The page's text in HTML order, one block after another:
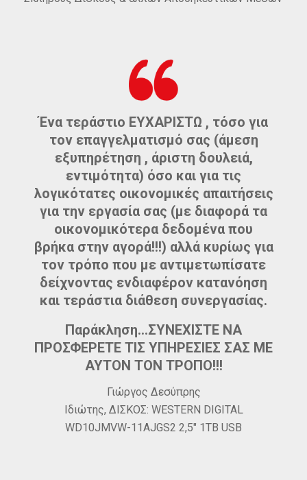
Ένα τεράστιο ΕΥΧΑΡΙΣΤΩ , τόσο για
τον επαγγελματισμό σας (άμεση
εξυπηρέτηση , άριστη δουλειά,
εντιμότητα) όσο και για τις
λογικότατες οικονομικές απαιτήσεις
για την εργασία σας (με διαφορά τα
οικονομικότερα δεδομένα που
βρήκα στην αγορά!!!) αλλά κυρίως για
τον τρόπο που με αντιμετωπίσατε
δείχνοντας ενδιαφέρον κατανόηση
και τεράστια διάθεση συνεργασίας.
Παράκληση…ΣΥΝΕΧΙΣΤΕ ΝΑ
ΠΡΟΣΦΕΡΕΤΕ ΤΙΣ ΥΠΗΡΕΣΙΕΣ ΣΑΣ ΜΕ
ΑΥΤΟΝ ΤΟΝ ΤΡΟΠΟ!!!
Γιώργος Δεσύπρης
Ιδιώτης, ΔΙΣΚΟΣ: WESTERN DIGITAL
WD10JMVW-11AJGS2 2,5″ 1TB USB